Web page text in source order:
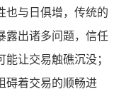
也与日俱增，传统的
露出诸多问题，信任
让交易触礁沉没；
碍着交易的顺畅进